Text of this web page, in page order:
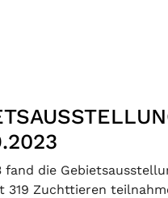
fand die
Zuchttieren